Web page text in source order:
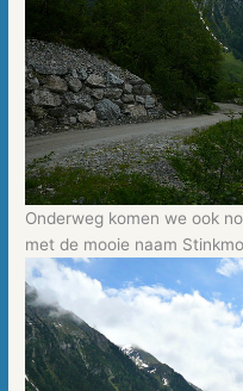
Onderweg komen we ook
met de mooie naam